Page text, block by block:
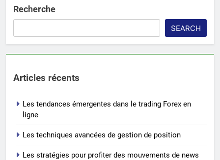
Recherche
SEARCH
Articles récents
Les tendances émergentes dans le trading Forex en
ligne
Les techniques avancées de gestion de position
Les stratégies pour profiter des mouvements de news